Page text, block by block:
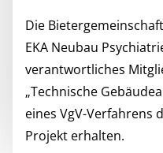
Die
EKA Neubau
verantwortliches
„Technische
eines VgV-Verfahrens
Projekt erhalten.